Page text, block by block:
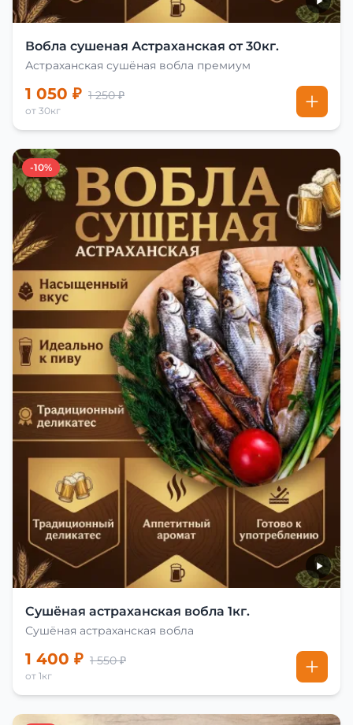
Вобла сушеная Астраханская от 30кг.
Астраханская сушёная вобла премиум
1 050 ₽ 1 250 ₽
от 30кг
-10%
Сушёная астраханская вобла 1кг.
Сушёная астраханская вобла
1 400 ₽ 1 550 ₽
от 1кг